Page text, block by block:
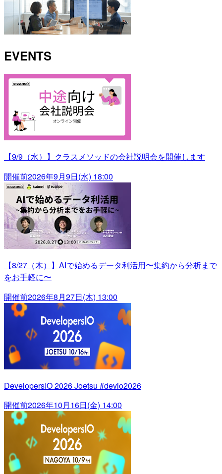
EVENTS
【9/9（水）】クラスメソッドの会社説明会を開催します
開催前2026年9月9日(水) 18:00
【8/27（木）】AIで始めるデータ利活用〜集約から分析まで
をお手軽に〜
開催前2026年8月27日(木) 13:00
DevelopersIO 2026 Joetsu #devio2026
開催前2026年10月16日(金) 14:00